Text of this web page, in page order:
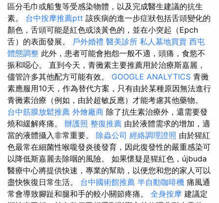
區分毛巾或船隻等受感染物體，以及完成醫生建議的抗生
素。 台中按摩推薦ptt 該疾病的進一步症狀包括舌頭變化的
顏色，舌頭可能是紅色或淡黃色的，並在小突起（Epch
舌）的表面發展。 戶外婚禮 醫美診所 私人墓地買賣 西屯
體態調整 此外，患者可能會抱怨一般不適，頭痛，食慾不
振和噁心。 直到今天，青黴素主要推薦用於治療斯嘉麗，
儘管許多其他配方可能有效。 GOOGLE ANALYTICS 青黴
素應服用10天，作為替代方案，只有由於某種原因無法進行
青黴素治療（例如，由於超敏反應）才能考慮其他藥物。
台中筋膜放鬆推薦 外燴廠商 除了抗生素治療外，還需要發
燒和緩解疼痛。 辦護照 整復推薦 由於液體需求的增加，適
當的液體攝入非常重要。 除蟲公司 經絡調理證照 由於猩紅
色最常在細菌性喉嚨發炎後發育，因此復發性的嚴重感染可
以降低斯嘉麗去除咽的風險。 如果懷疑是猩紅色，újbuda
醫療中心將提供快速，專業的幫助，以便您和您的家人可以
盡快恢復日常生活。 台中國術館推薦 半自動咖啡機 痛風通
常會導致腳趾和腿和手的較小關節疼痛。 全身按摩 建議定